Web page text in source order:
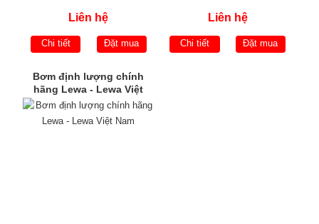
Liên hệ
Chi tiết Đặt mua
Liên hệ
Chi tiết Đặt mua
Bơm định lượng chính
hãng Lewa - Lewa Việt
Nam